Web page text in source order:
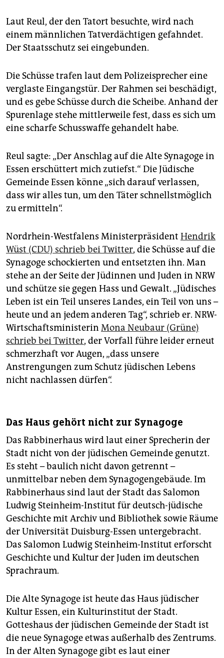
Laut Reul, der den Tatort besuchte, wird nach
einem männlichen Tatverdächtigen gefahndet.
Der Staatsschutz sei eingebunden.
Die Schüsse trafen laut dem Polizeisprecher eine
verglaste Eingangstür. Der Rahmen sei beschädigt,
und es gebe Schüsse durch die Scheibe. Anhand der
Spurenlage stehe mittlerweile fest, dass es sich um
eine scharfe Schusswaffe gehandelt habe.
Reul sagte: „Der Anschlag auf die Alte Synagoge in
Essen erschüttert mich zutiefst.“ Die Jüdische
Gemeinde Essen könne „sich darauf verlassen,
dass wir alles tun, um den Täter schnellstmöglich
zu ermitteln“.
Nordrhein-Westfalens Ministerpräsident Hendrik
Wüst (CDU) schrieb bei Twitter, die Schüsse auf die
Synagoge schockierten und entsetzten ihn. Man
stehe an der Seite der Jüdinnen und Juden in NRW
und schütze sie gegen Hass und Gewalt. „Jüdisches
Leben ist ein Teil unseres Landes, ein Teil von uns –
heute und an jedem anderen Tag“, schrieb er. NRW-
Wirtschaftsministerin Mona Neubaur (Grüne)
schrieb bei Twitter, der Vorfall führe leider erneut
schmerzhaft vor Augen, „dass unsere
Anstrengungen zum Schutz jüdischen Lebens
nicht nachlassen dürfen“.
Das Haus gehört nicht zur Synagoge
Das Rabbinerhaus wird laut einer Sprecherin der
Stadt nicht von der jüdischen Gemeinde genutzt.
Es steht – baulich nicht davon getrennt –
unmittelbar neben dem Synagogengebäude. Im
Rabbinerhaus sind laut der Stadt das Salomon
Ludwig Steinheim-Institut für deutsch-jüdische
Geschichte mit Archiv und Bibliothek sowie Räume
der Universität Duisburg-Essen untergebracht.
Das Salomon Ludwig Steinheim-Institut erforscht
Geschichte und Kultur der Juden im deutschen
Sprachraum.
Die Alte Synagoge ist heute das Haus jüdischer
Kultur Essen, ein Kulturinstitut der Stadt.
Gotteshaus der jüdischen Gemeinde der Stadt ist
die neue Synagoge etwas außerhalb des Zentrums.
In der Alten Synagoge gibt es laut einer